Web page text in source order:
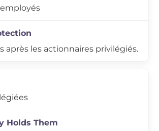
après les actionnaires privilégiés.